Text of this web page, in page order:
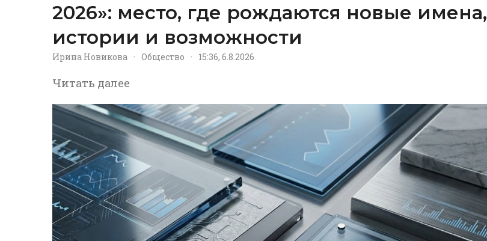
2026»: место, где рождаются новые имена,
истории и возможности
Ирина Новикова · Общество · 15:36, 6.8.2026
Читать далее